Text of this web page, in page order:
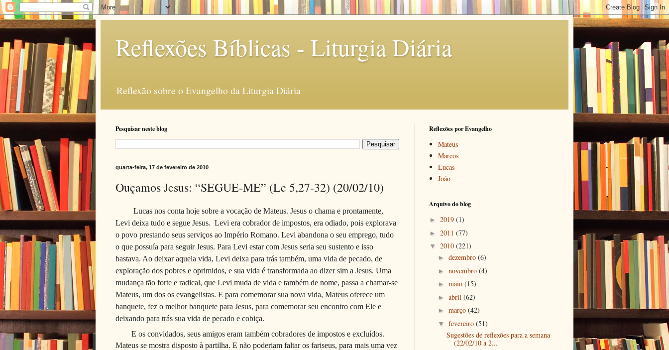
Reflexões Bíblicas - Liturgia Diária
Reflexão sobre o Evangelho da Liturgia Diária
Pesquisar neste blog
quarta-feira, 17 de fevereiro de 2010
Ouçamos Jesus: “SEGUE-ME” (Lc 5,27-32) (20/02/10)
Lucas nos conta hoje sobre a vocação de Mateus. Jesus o chama e prontamente,
Levi deixa tudo e segue Jesus. Levi era cobrador de impostos, era odiado, pois explorava
o povo prestando seus serviços ao Império Romano. Levi abandona o seu emprego, tudo
o que possuía para seguir Jesus. Para Levi estar com Jesus seria seu sustento e isso
bastava. Ao deixar aquela vida, Levi deixa para trás também, uma vida de pecado, de
exploração dos pobres e oprimidos, e sua vida é transformada ao dizer sim a Jesus. Uma
mudança tão forte e radical, que Levi muda de vida e também de nome, passa a chamar-se
Mateus, um dos os evangelistas. E para comemorar sua nova vida, Mateus oferece um
banquete, fez o melhor banquete para Jesus, para comemorar seu encontro com Ele e
deixando para trás sua vida de pecado e cobiça.
E os convidados, seus amigos eram também cobradores de impostos e excluídos.
Mateus se mostra disposto à partilha. E não poderiam faltar os fariseus, para mais uma vez
Reflexões por Evangelho
Mateus
Marcos
Lucas
João
Arquivo do blog
► 2019 (1)
► 2011 (77)
▼ 2010 (221)
► dezembro (6)
► novembro (4)
► maio (15)
► abril (62)
► março (42)
▼ fevereiro (51)
Sugestões de reflexões para a semana
(22/02/10 a 2...